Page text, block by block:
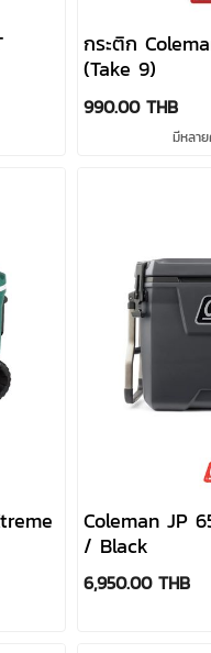
กระติก
(Take 9)
990.00 THB
มีหลา
Coleman JP
/ Black
6,950.00 THB